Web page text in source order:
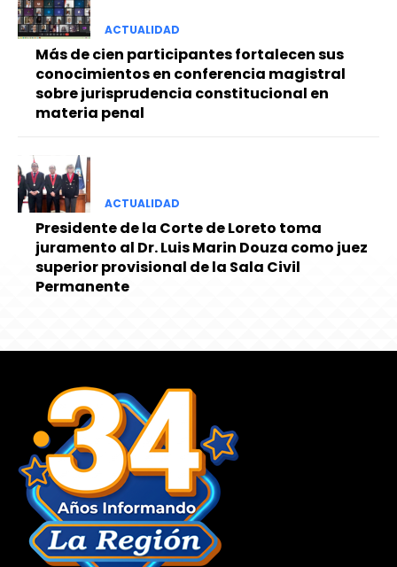
ACTUALIDAD
Más de cien participantes fortalecen sus
conocimientos en conferencia magistral
sobre jurisprudencia constitucional en
materia penal
ACTUALIDAD
Presidente de la Corte de Loreto toma
juramento al Dr. Luis Marin Douza como juez
superior provisional de la Sala Civil
Permanente